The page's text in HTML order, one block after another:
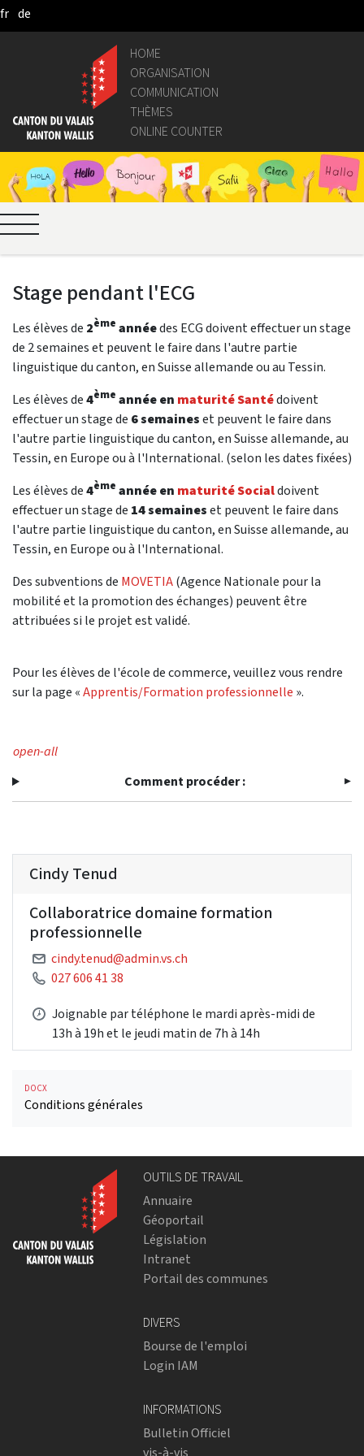
Skip to Main Content
fr de
HOME
ORGANISATION
COMMUNICATION
THÈMES
ONLINE COUNTER
Stage pendant l'ECG
Les élèves de 2ème annéedes ECG doivent effectuer un stage
de 2 semaines et peuvent le faire dans l'autre partie
linguistique du canton, en Suisse allemande ou au Tessin.
Les élèves de4ème année en maturité Santédoivent
effectuer un stage de 6 semaineset peuvent le faire dans
l'autre partie linguistique du canton, en Suisse allemande, au
Tessin, en Europe ou à l'International. (selon les dates fixées)
Les élèves de4ème année en maturité Socialdoivent
effectuer un stage de 14 semaineset peuvent le faire dans
l'autre partie linguistique du canton, en Suisse allemande, au
Tessin, en Europe ou à l'International.
Des subventions de MOVETIA(Agence Nationale pour la
mobilité et la promotion des échanges) peuvent être
attribuées si le projet est validé.
Pour les élèves de l'école de commerce, veuillez vous rendre
sur la page «Apprentis/Formation professionnelle ».
open-all
Comment procéder :
Cindy Tenud
Collaboratrice domaine formation
professionnelle
cindy.tenud@admin.vs.ch
027 606 41 38
Joignable par téléphone le mardi après-midi de
13h à 19h et le jeudi matin de 7h à 14h
DOCX
Conditions générales
OUTILS DE TRAVAIL
Annuaire
Géoportail
Législation
Intranet
Portail des communes
DIVERS
Bourse de l'emploi
Login IAM
INFORMATIONS
Bulletin Officiel
vis-à-vis